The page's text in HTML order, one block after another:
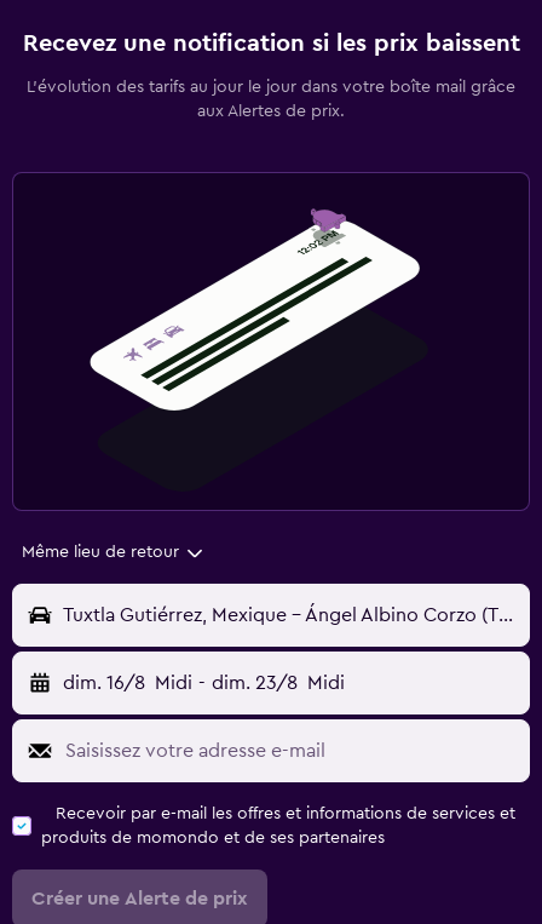
Recevez une notification si les prix baissent
L’évolution des tarifs au jour le jour dans votre boîte mail grâce
aux Alertes de prix.
Même lieu de retour
Tuxtla Gutiérrez, Mexique - Ángel Albino Corzo (TGZ)
dim. 16/8 Midi - dim. 23/8 Midi
Recevoir par e-mail les offres et informations de services et
produits de momondo et de ses partenaires
Créer une Alerte de prix